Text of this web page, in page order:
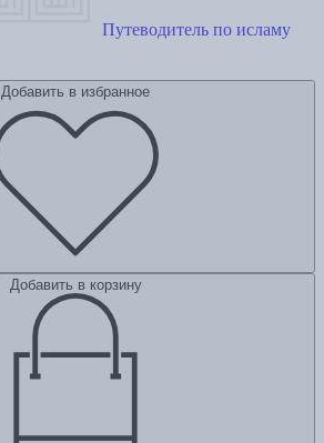
Путеводитель по исламу
Добавить в избранное
Добавить в корзину